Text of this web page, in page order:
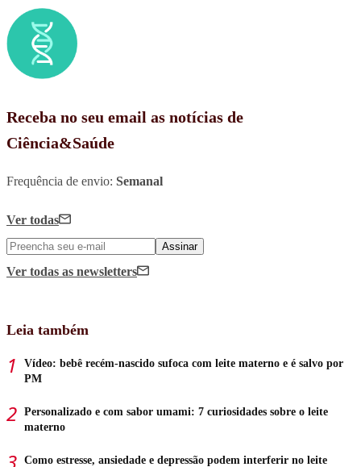
Receba no seu email as notícias de
Ciência&Saúde
Frequência de envio: Semanal
Ver todas
Assinar
Ver todas as newsletters
Leia também
Vídeo: bebê recém-nascido sufoca com leite materno e é salvo por
PM
Personalizado e com sabor umami: 7 curiosidades sobre o leite
materno
Como estresse, ansiedade e depressão podem interferir no leite